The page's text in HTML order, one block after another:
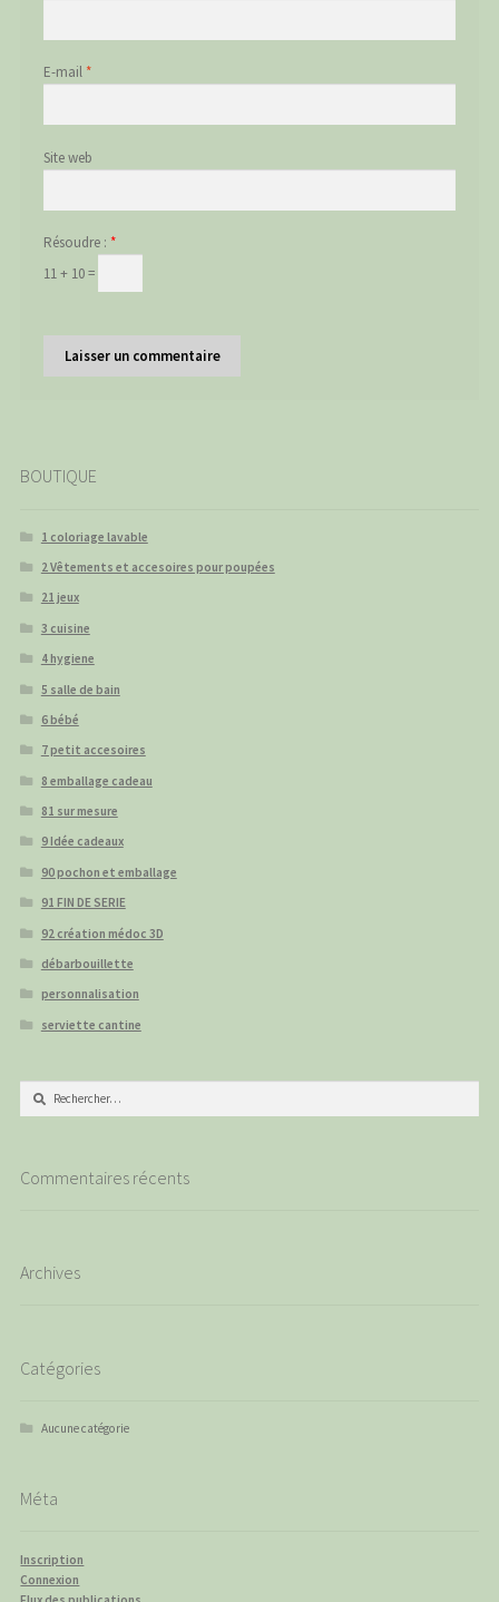
E-mail *
Site web
Résoudre : *
11 + 10 =
BOUTIQUE
1 coloriage lavable
2 Vêtements et accesoires pour poupées
21 jeux
3 cuisine
4 hygiene
5 salle de bain
6 bébé
7 petit accesoires
8 emballage cadeau
81 sur mesure
9 Idée cadeaux
90 pochon et emballage
91 FIN DE SERIE
92 création médoc 3D
débarbouillette
personnalisation
serviette cantine
Rechercher :
Commentaires récents
Archives
Catégories
Aucune catégorie
Méta
Inscription
Connexion